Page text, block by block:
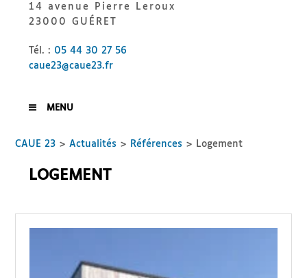
14 avenue Pierre Leroux
23000 GUÉRET
Tél. : 05 44 30 27 56
caue23@caue23.fr
MENU
CAUE 23 >Actualités > Références > Logement
LOGEMENT